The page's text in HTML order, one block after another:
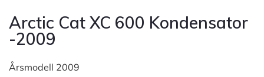
Arctic Cat XC 600 Kondensator
-2009
Årsmodell 2009